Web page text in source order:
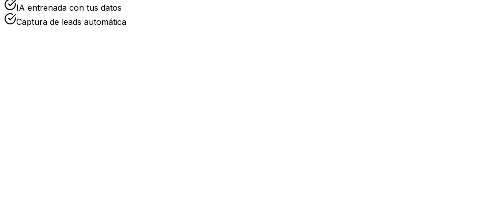
IA entrenada con tus datos
Captura de leads automática